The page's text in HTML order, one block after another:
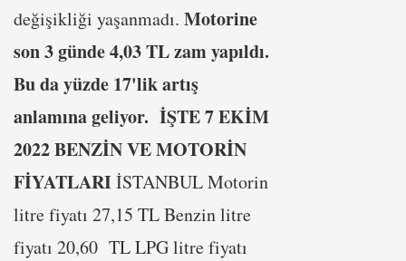
değişikliği yaşanmadı. Motorine
son 3 günde 4,03 TL zam yapıldı.
Bu da yüzde 17'lik artış
anlamına geliyor. İŞTE 7 EKİM
2022 BENZİN VE MOTORİN
FİYATLARIİSTANBUL Motorin
litre fiyatı 27,15 TL Benzin litre
fiyatı 20,60 TL LPG litre fiyatı